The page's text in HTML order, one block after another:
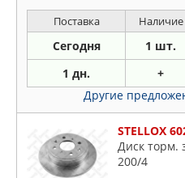
FEBI
FENOX
FERODO
LYNXAUTO
METELLI
NK
OTTO ZIMMERMANN
800
Cabriolet
Поставка Наличие
Сегодня 1 шт.
1 дн. +
Другие
STELLOX
Диск торм.
200/4